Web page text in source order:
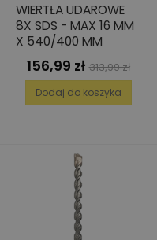
WIERTŁA UDAROWE
8X SDS - MAX 16 MM
X 540/400 MM
Cena
156,99 zł Cena
podstawowa
313,99 zł
Dodaj do koszyka